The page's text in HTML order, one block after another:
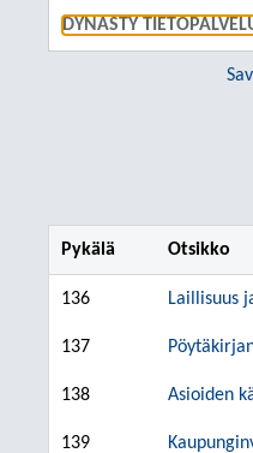
DYNASTY
Pykälä Otsikko
136 Laillisuus
137
138 Asioiden
139